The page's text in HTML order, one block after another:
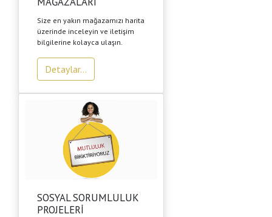
Size en yakın mağazamızı harita
üzerinde inceleyin ve iletişim
bilgilerine kolayca ulaşın.
Detaylar...
SOSYAL SORUMLULUK
PROJELERİ